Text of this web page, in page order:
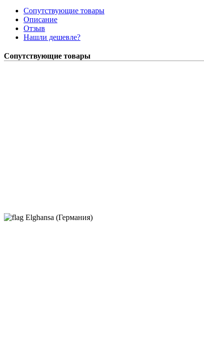
Сопутствующие товары
Описание
Отзыв
Нашли дешевле?
Сопутствующие товары
Elghansa (Германия)